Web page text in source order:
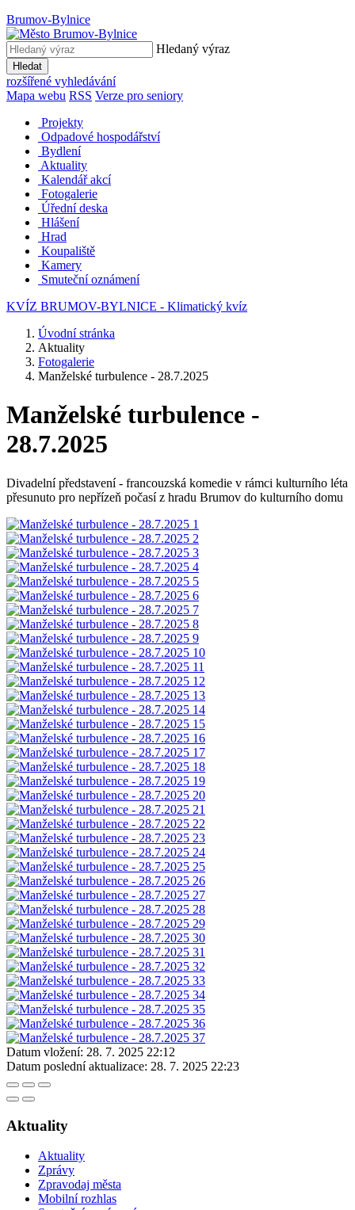
Brumov-Bylnice
Hledaný výraz
Hledat
rozšířené vyhledávání
Mapa webu RSS Verze pro seniory
Projekty
Odpadové hospodářství
Bydlení
Aktuality
Kalendář akcí
Fotogalerie
Úřední deska
Hlášení
Hrad
Koupaliště
Kamery
Smuteční oznámení
KVÍZ BRUMOV-BYLNICE - Klimatický kvíz
Úvodní stránka
Aktuality
Fotogalerie
Manželské turbulence - 28.7.2025
Manželské turbulence -
28.7.2025
Divadelní představení - francouzská komedie v rámci kulturního léta
přesunuto pro nepřízeň počasí z hradu Brumov do kulturního domu
Datum vložení: 28. 7. 2025 22:12
Datum poslední aktualizace: 28. 7. 2025 22:23
Aktuality
Aktuality
Zprávy
Zpravodaj města
Mobilní rozhlas